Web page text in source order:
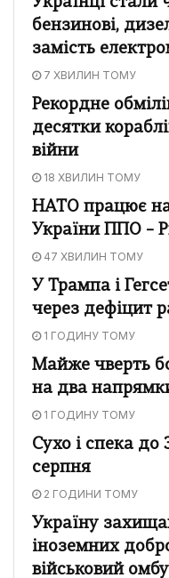
бензинові,
замість
7 ХВИЛИН ТОМУ
Рекордне
десятки
війни
18 ХВИЛИН ТОМУ
НАТО працює
України ППО –
47 ХВИЛИН ТОМУ
У Трампа і
через дефіцит
1 ГОДИНУ ТОМУ
Майже чверть
на два
1 ГОДИНУ ТОМУ
Сухо і спека до
серпня
2 ГОДИНИ ТОМУ
Україну
іноземних
військовий